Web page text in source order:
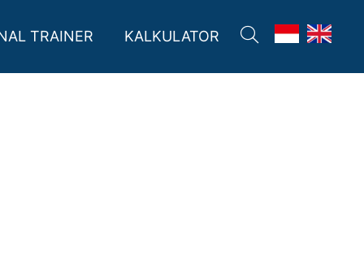
TRAINER KALKULATOR06:00 - 21:00 Buka